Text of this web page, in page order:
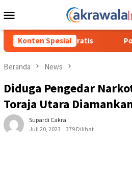
ke
Mobile
Konten Spesial
Polisi Ungkap Kasus
Beranda News
Diduga Pengedar
Toraja Utara
Supardi Cakra
Juli 20, 2023
379 Dilihat